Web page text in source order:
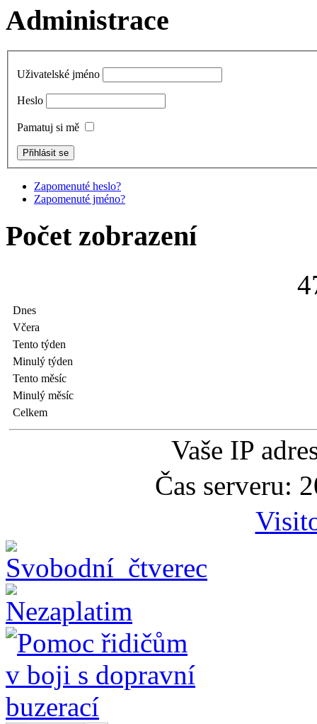
Administrace
Uživatelské jméno
Heslo
Pamatuj si mě
Zapomenuté heslo?
Zapomenuté jméno?
Počet zobrazení
4
Dnes
Včera
Tento týden
Minulý týden
Tento měsíc
Minulý měsíc
Celkem
Vaše IP
Čas serveru: